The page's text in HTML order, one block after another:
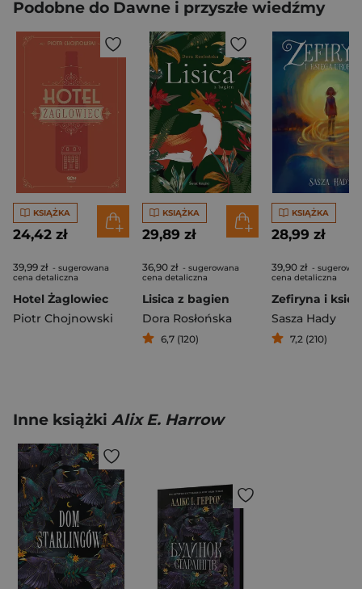
Podobne do Dawne i przyszłe wiedźmy
KSIĄŻKA
24,42 zł
39,99 zł - sugerowana
cena detaliczna
Hotel Żaglowiec
Piotr Chojnowski
KSIĄŻKA
29,89 zł
36,90 zł - sugerowana
cena detaliczna
Lisica z bagien
Dora Rosłońska
6,7 (120)
KSIĄŻKA
28,99 zł
39,90 zł -
cena detaliczna
Sasza Hady
7,2 (210)
Inne książki Alix E. Harrow